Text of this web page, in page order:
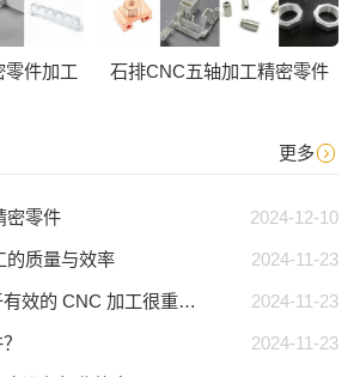
零件加工 石排CNC五轴加工精密零件
更多
2024-12-10
密零件
2024-11-23
的质量与效率
2024-11-23
为什么切削液对于有效的 CNC 加工很重要？
2024-11-23